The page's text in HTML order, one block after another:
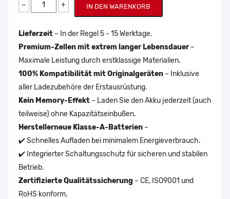
− + IN DEN WARENKORB
Lieferzeit – In der Regel 5 - 15 Werktage.
Premium-Zellen mit extrem langer Lebensdauer–
Maximale Leistung durch erstklassige Materialien.
100% Kompatibilität mit Originalgeräten – Inklusive
aller Ladezubehöre der Erstausrüstung.
Kein Memory-Effekt – Laden Sie den Akku jederzeit (auch
teilweise) ohne Kapazitätseinbußen.
Herstellerneue Klasse-A-Batterien –
✔️ Schnelles Aufladen bei minimalem Energieverbrauch.
✔️ Integrierter Schaltungsschutz für sicheren und stabilen
Betrieb.
Zertifizierte Qualitätssicherung – CE, ISO9001 und
RoHS konform.